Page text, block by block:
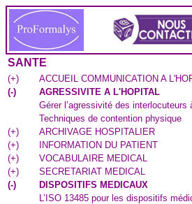
SANTE
(+)
ACCUEIL COMMUNICATION A
(-)
AGRESSIVITE A L'HOPITAL
Gérer l’agressivité des interlocuteurs
Techniques de contention physique
(+)
ARCHIVAGE HOSPITALIER
(+)
INFORMATION DU PATIENT
(+)
VOCABULAIRE MEDICAL
(+)
SECRETARIAT MEDICAL
(-)
DISPOSITIFS MEDICAUX
L’ISO 13485 pour les dispositifs